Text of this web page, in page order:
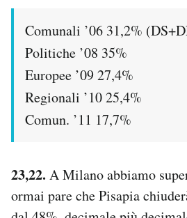
Comunali ’06 31,2%
Politiche ’08 35%
Europee ’09 27,4%
Regionali ’10 25,4%
Comun. ’11 17,7%
23,22. A Milano abbiamo
ormai pare che Pisapia